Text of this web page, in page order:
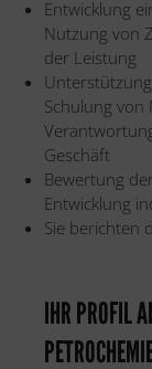
Entwicklung
Nutzung von
der Leistung
Schulung von
Geschäft
Bewertung
Entwicklung
Sie berichten
IHR PROFIL